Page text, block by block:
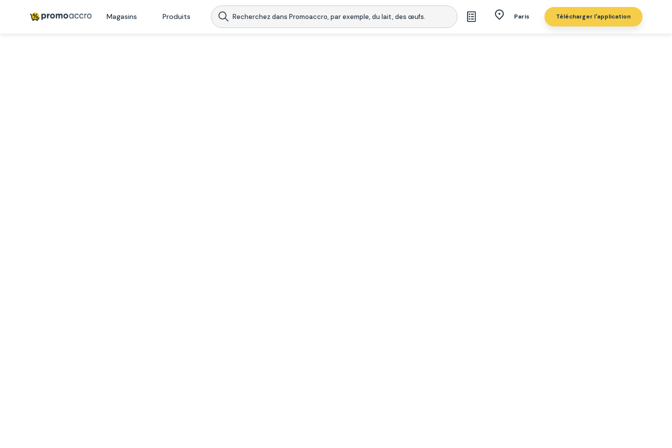
Magasins Produits Paris Télécharger l'application